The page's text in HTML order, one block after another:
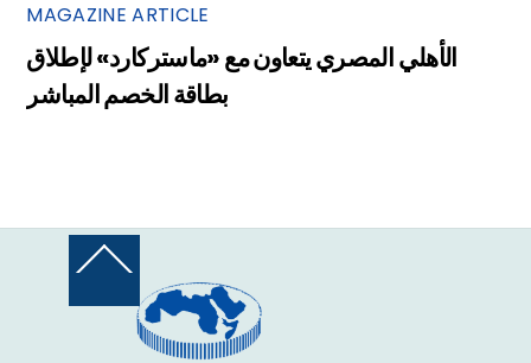
MAGAZINE ARTICLE
الأهلي المصري يتعاون مع «ماستركارد» لإطلاق
بطاقة الخصم المباشر
Back
Top